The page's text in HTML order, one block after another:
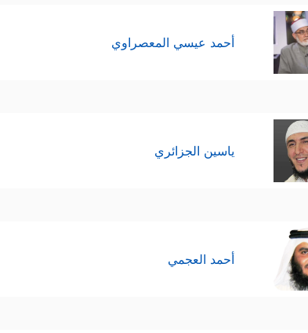
أحمد عيسي المعصراوي
ياسين الجزائري
أحمد العجمي